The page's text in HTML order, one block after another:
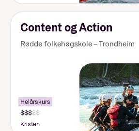
Content og Action
Rødde folkehøgskole – Trondheim
Helårskurs
Kristen